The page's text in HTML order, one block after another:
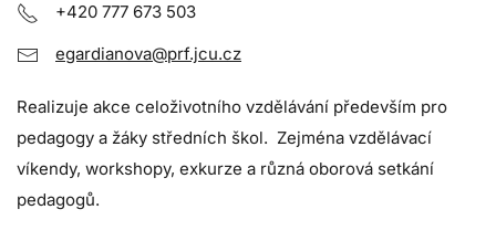
+420 777 673 503
egardianova@prf.jcu.cz
Realizuje akce celoživotního vzdělávání především pro
pedagogy a žáky středních škol. Zejména vzdělávací
víkendy, workshopy, exkurze a různá oborová setkání
pedagogů.